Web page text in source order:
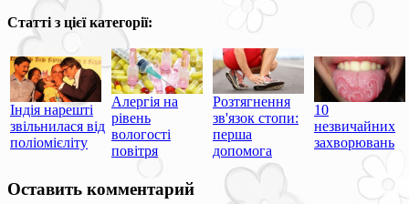
Статті з цієї категорії:
Індія нарешті
звільнилася від
поліомієліту
Алергія на
рівень
вологості
повітря
Розтягнення
зв'язок стопи:
перша
допомога
10
незвичайних
захворювань
Оставить комментарий